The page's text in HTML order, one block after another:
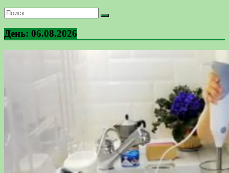
День: 06.08.2026